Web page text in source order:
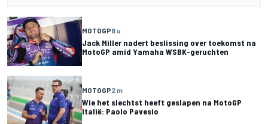
MOTOGP8 u
Jack Miller nadert beslissing over toekomst na
MotoGP amid Yamaha WSBK-geruchten
MOTOGP2 m
Wie het slechtst heeft geslapen na MotoGP
Italië: Paolo Pavesio